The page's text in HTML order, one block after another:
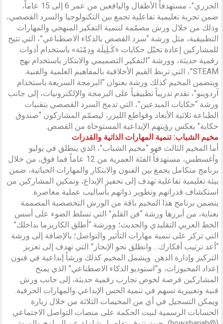
الجزري”، مستهدفاً الأطفال واليافعين من عمر 6 إلى 15 عاماً،
ضمن تجربة تعليمية تفاعلية تجمع بين التكنولوجيا والسرد القصصي،
وذلك من خلال ورش مصمّمة لتنمية التفكير المنهجي والمهارات
التطبيقية، مثل ورشة “سرد القصص بالذكاء الاصطناعي”، التي تتيح
للمشاركين إعادة تخيّل حكايات «كَـلِيلَة ودِمْنَة» باستخدام أدوات
رقمية حديثة، وورشة “التفكير التصميمي والابتكار باستخدام نهج
STEAM”، التي تربط القيم الأخلاقية بالمفاهيم العلمية والفنية.
ويتضمن المخيم كذلك ورشة بعنوان “البرمجة السريعة باستخدام
آردوينو”، تقدم تدريباً تطبيقياً على البرمجة والإلكترونيات، إلى جانب
ورشة “حكايات المبدعين”، التي تدمج السرد القصصي بتقنيات
الطباعة ثلاثية الأبعاد وقواطع الليزر، ليصمّم المشاركون “صندوق
حكاية” يعكس رؤيتهم الإبداعية المستوحاة من القصص.
مخيم الشباب: تنمية المهارات الذاتية والقدرات
أما المخيم الثالث فهو “مخيم الشباب”، الذي ينطلق في يوليو
وأغسطس، مستهدفاً الفئة العمرية من 12 عاماً فما فوق، من خلال
برنامج متكامل يجمع بين الفنون والابتكار والمهارات الحياتية، ضمن
بيئة تعليمية تفاعلية تهدف إلى تحفيز الإبداع، وتمكين المشاركين من
استكشاف قدراتهم وتطوير ذواتهم بأساليب عملية معاصرة.
يتضمن برنامج هذا المخيم باقة من الورش التخصصية المصممة
بعناية، من أبرزها ورشة “فن القلم” التي تسلط الضوء على أسس
الخط العربي التقليدي والحديث؛ وورشة “أطلق الكاريزما بداخلك”
التي تركز على تنمية مهارات التأثير والتواصل؛ بالإضافة إلى ورشة
“أعد ترتيب أفكارك… وانطلق نحو الإنجاز” التي تهدف إلى تعزيز
التركيز وإدارة الذهن. ويشمل المخيم كذلك ورشاً إبداعية في فنون
إعداد المخبوزات، و”استوديو الذكاء الاصطناعي” الذي يمنح
المشاركين فرصة لخوض تجارب رقمية حديثة، إلى جانب ورش
فنية وتعبيرية تسهم في تنمية الحس الإبداعي والمهارات الحرفية.
ويمكن التسجيل في أي من المخيمات الثلاثة من خلال زيارة
الحسابات الرسمية لبيت الحكمة على منصات التواصل الاجتماعي